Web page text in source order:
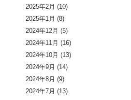
2025年2月 (10)
2025年1月 (8)
2024年12月 (5)
2024年11月 (16)
2024年10月 (13)
2024年9月 (14)
2024年8月 (9)
2024年7月 (13)